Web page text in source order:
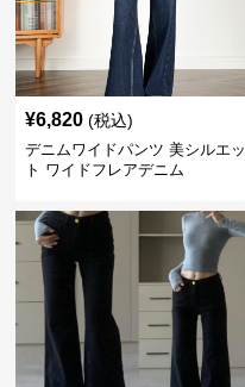
¥6,820 (税込)
デニムワイドパンツ 美シルエッ
ト ワイドフレアデニム